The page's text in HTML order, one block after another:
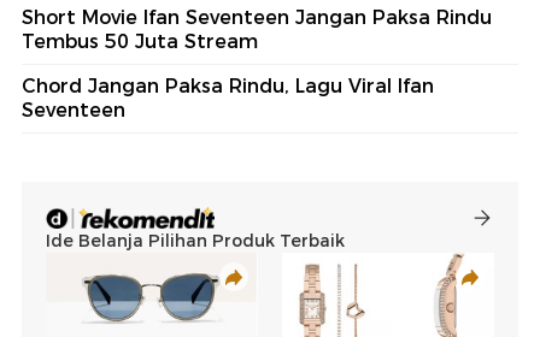
Short Movie Ifan Seventeen Jangan Paksa Rindu
Tembus 50 Juta Stream
Chord Jangan Paksa Rindu, Lagu Viral Ifan
Seventeen